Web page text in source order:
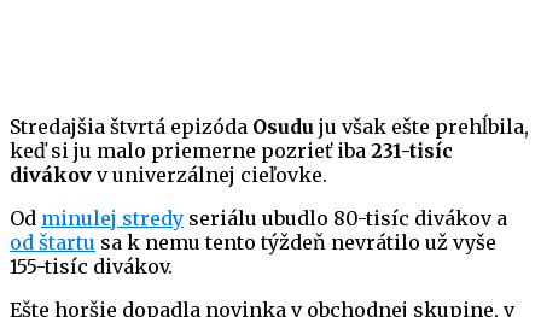
Stredajšia štvrtá epizóda Osudu ju však ešte prehĺbila,
keď si ju malo priemerne pozrieť iba 231-tisíc
divákov v univerzálnej cieľovke.
Od minulej stredy seriálu ubudlo 80-tisíc divákov a
od štartu sa k nemu tento týždeň nevrátilo už vyše
155-tisíc divákov.
Ešte horšie dopadla novinka v obchodnej skupine, v